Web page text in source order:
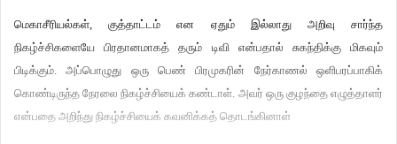
மெகாசீரியல்கள், குத்தாட்டம் என ஏதும் இல்லாது அறிவு சார்ந்த
நிகழ்ச்சிகளையே பிரதானமாகத் தரும் டிவி என்பதால் சுகந்திக்கு மிகவும்
பிடிக்கும். அப்பொழுது ஒரு பெண் பிரமுகரின் நேர்காணல் ஒளிபரப்பாகிக்
கொண்டிருந்த நேரலை நிகழ்ச்சியைக் கண்டாள். அவர் ஒரு குழந்தை எழுத்தாளர்
என்பதை அறிந்து நிகழ்ச்சியைக் கவனிக்கத் தொடங்கினாள்